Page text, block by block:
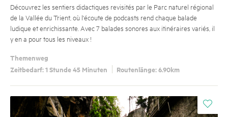
Découvrez les sentiers didactiques revisités par le Parc naturel régional
de la Vallée du Trient, où l'écoute de podcasts rend chaque balade
ludique et enrichissante. Avec 7 balades sonores aux itinéraires variés, il
y en a pour tous les niveaux !
Themenweg
Zeitbedarf: 1 Stunde 45 Minuten
Routenlänge: 6.90km
i